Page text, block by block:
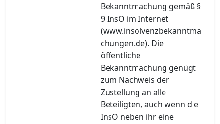
Bekanntmachung gemäß §
9 InsO im Internet
(www.insolvenzbekanntma
chungen.de). Die
öffentliche
Bekanntmachung genügt
zum Nachweis der
Zustellung an alle
Beteiligten, auch wenn die
InsO neben ihr eine